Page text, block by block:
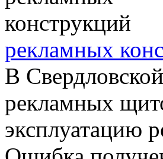
рекламных
В
рекламных
эксплуатацию